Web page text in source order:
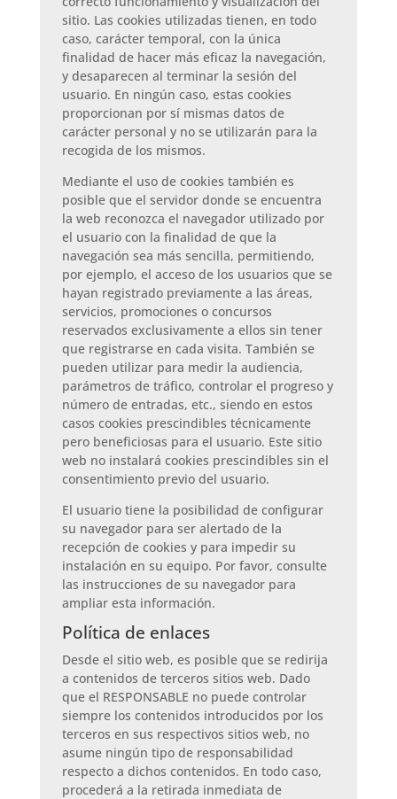
sitio. Las cookies utilizadas tienen, en todo
caso, carácter temporal, con la única
finalidad de hacer más eficaz la navegación,
y desaparecen al terminar la sesión del
usuario. En ningún caso, estas cookies
proporcionan por sí mismas datos de
carácter personal y no se utilizarán para la
recogida de los mismos.
Mediante el uso de cookies también es
posible que el servidor donde se encuentra
la web reconozca el navegador utilizado por
el usuario con la finalidad de que la
navegación sea más sencilla, permitiendo,
por ejemplo, el acceso de los usuarios que se
hayan registrado previamente a las áreas,
servicios, promociones o concursos
reservados exclusivamente a ellos sin tener
que registrarse en cada visita. También se
pueden utilizar para medir la audiencia,
parámetros de tráfico, controlar el progreso y
número de entradas, etc., siendo en estos
casos cookies prescindibles técnicamente
pero beneficiosas para el usuario. Este sitio
web no instalará cookies prescindibles sin el
consentimiento previo del usuario.
El usuario tiene la posibilidad de configurar
su navegador para ser alertado de la
recepción de cookies y para impedir su
instalación en su equipo. Por favor, consulte
las instrucciones de su navegador para
ampliar esta información.
Política de enlaces
Desde el sitio web, es posible que se redirija
a contenidos de terceros sitios web. Dado
que el RESPONSABLE no puede controlar
siempre los contenidos introducidos por los
terceros en sus respectivos sitios web, no
asume ningún tipo de responsabilidad
respecto a dichos contenidos. En todo caso,
procederá a la retirada inmediata de